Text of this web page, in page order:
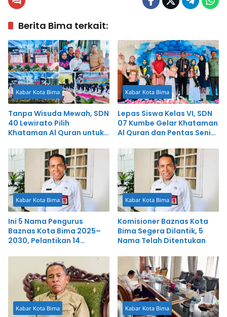
Berita Bima terkait:
Kabar Kota Bima
Tanpa Wisuda Mewah, SDN
40 Lewirato Pilih
Khataman Al Quran untuk
Kabar Kota Bima
Lepas Siswa Kelas VI, SDN
07 Kumbe Gelar Khataman
Al Quran dan Pentas Seni
Kabar Kota Bima
Ini 5 Nama Pengurus
Baznas Kota Bima 2025–
2030, Pelantikan 14
Kabar Kota Bima
Komisioner Baznas Kota
Bima Segera Dilantik, 5
Nama Telah Ditentukan
Kabar Kota Bima Kabar Kota Bima